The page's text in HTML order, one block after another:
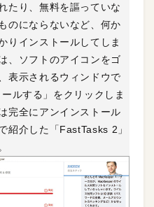
たり、無料を謳っていな
のにならないなど、何か
りインストールしてしま
、ソフトのアイコンをゴ
表示されるウィンドウで
ルする」をクリックしま
完全にアンインストール
紹介した「FastTasks 2」